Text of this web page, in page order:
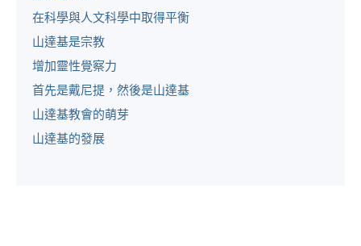
在科學與人文科學中取得平衡
山達基是宗教
增加靈性覺察力
首先是戴尼提，然後是山達基
山達基教會的萌芽
山達基的發展